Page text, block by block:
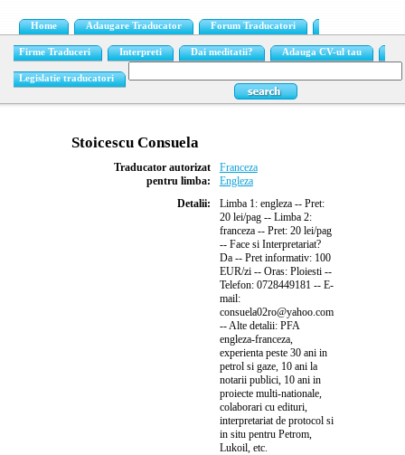
Home Adaugare Traducator Forum Traducatori
Firme Traduceri Interpreti Dai meditatii? Adauga CV-ul tau
Legislatie traducatori
Stoicescu Consuela
Traducator autorizat
pentru limba:
Franceza
Engleza
Detalii:
Limba 1: engleza -- Pret:
20 lei/pag -- Limba 2:
franceza -- Pret: 20 lei/pag
-- Face si Interpretariat?
Da -- Pret informativ: 100
EUR/zi -- Oras: Ploiesti --
Telefon: 0728449181 -- E-
mail:
consuela02ro@yahoo.com
-- Alte detalii: PFA
engleza-franceza,
experienta peste 30 ani in
petrol si gaze, 10 ani la
notarii publici, 10 ani in
proiecte multi-nationale,
colaborari cu edituri,
interpretariat de protocol si
in situ pentru Petrom,
Lukoil, etc.